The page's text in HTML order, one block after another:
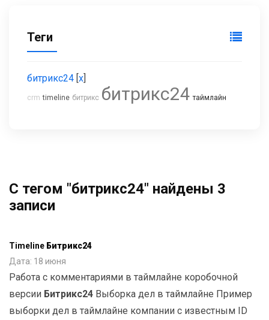
Теги
битрикс24 [x]
crm timeline битрикс битрикс24 таймлайн
С тегом "битрикс24" найдены 3
записи
Timeline Битрикс24
Дата: 18 июня
Работа с комментариями в таймлайне коробочной
версии Битрикс24 Выборка дел в таймлайне Пример
выборки дел в таймлайне компании с известным ID